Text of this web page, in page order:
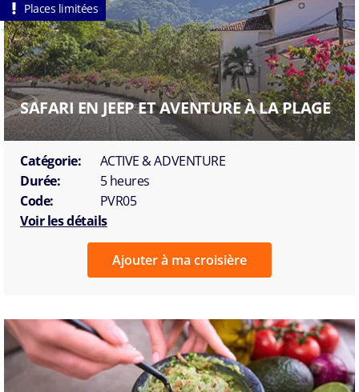
Places limitées
SAFARI EN JEEP ET AVENTURE À LA PLAGE
Catégorie:
ACTIVE & ADVENTURE
Durée:
5 heures
Code:
PVR05
Voir les détails
Ajouter à ma croisière